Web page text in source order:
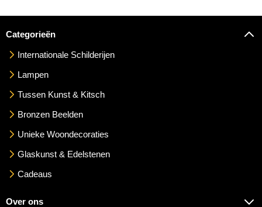
Categorieën
Internationale Schilderijen
Lampen
Tussen Kunst & Kitsch
Bronzen Beelden
Unieke Woondecoraties
Glaskunst & Edelstenen
Cadeaus
Over ons